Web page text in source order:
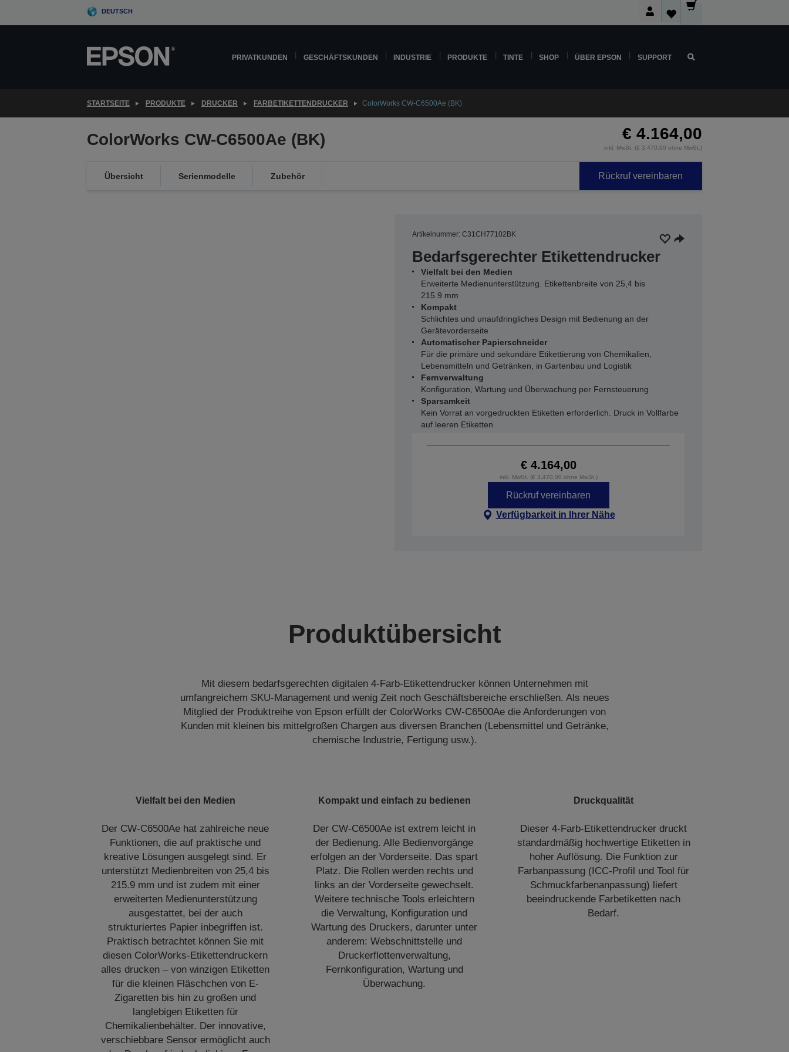
DEUTSCH
PRIVATKUNDEN GESCHÄFTSKUNDEN INDUSTRIE PRODUKTE TINTE SHOP ÜBER EPSON SUPPORT
STARTSEITE PRODUKTE DRUCKER FARBETIKETTENDRUCKER ColorWorks CW-C6500Ae (BK)
ColorWorks CW-C6500Ae (BK) € 4.164,00
inkl. MwSt. (€ 3.470,00 ohne MwSt.)
Übersicht Serienmodelle Zubehör Rückruf vereinbaren
Artikelnummer: C31CH77102BK
Bedarfsgerechter Etikettendrucker
Vielfalt bei den Medien
Erweiterte Medienunterstützung. Etikettenbreite von 25,4 bis
215.9 mm
Kompakt
Schlichtes und unaufdringliches Design mit Bedienung an der
Gerätevorderseite
Automatischer Papierschneider
Für die primäre und sekundäre Etikettierung von Chemikalien,
Lebensmitteln und Getränken, in Gartenbau und Logistik
Fernverwaltung
Konfiguration, Wartung und Überwachung per Fernsteuerung
Sparsamkeit
Kein Vorrat an vorgedruckten Etiketten erforderlich. Druck in Vollfarbe
auf leeren Etiketten
€ 4.164,00
inkl. MwSt. (€ 3.470,00 ohne MwSt.)
Rückruf vereinbaren
Verfügbarkeit in Ihrer Nähe
Produktübersicht
Mit diesem bedarfsgerechten digitalen 4-Farb-Etikettendrucker können Unternehmen mit
umfangreichem SKU-Management und wenig Zeit noch Geschäftsbereiche erschließen. Als neues
Mitglied der Produktreihe von Epson erfüllt der ColorWorks CW-C6500Ae die Anforderungen von
Kunden mit kleinen bis mittelgroßen Chargen aus diversen Branchen (Lebensmittel und Getränke,
chemische Industrie, Fertigung usw.).
Vielfalt bei den Medien
Der CW-C6500Ae hat zahlreiche neue
Funktionen, die auf praktische und
kreative Lösungen ausgelegt sind. Er
unterstützt Medienbreiten von 25,4 bis
215.9 mm und ist zudem mit einer
erweiterten Medienunterstützung
ausgestattet, bei der auch
strukturiertes Papier inbegriffen ist.
Praktisch betrachtet können Sie mit
diesen ColorWorks-Etikettendruckern
alles drucken – von winzigen Etiketten
für die kleinen Fläschchen von E-
Zigaretten bis hin zu großen und
langlebigen Etiketten für
Chemikalienbehälter. Der innovative,
verschiebbare Sensor ermöglicht auch
Kompakt und einfach zu bedienen
Der CW-C6500Ae ist extrem leicht in
der Bedienung. Alle Bedienvorgänge
erfolgen an der Vorderseite. Das spart
Platz. Die Rollen werden rechts und
links an der Vorderseite gewechselt.
Weitere technische Tools erleichtern
die Verwaltung, Konfiguration und
Wartung des Druckers, darunter unter
anderem: Webschnittstelle und
Druckerflottenverwaltung,
Fernkonfiguration, Wartung und
Überwachung.
Druckqualität
Dieser 4-Farb-Etikettendrucker druckt
standardmäßig hochwertige Etiketten in
hoher Auflösung. Die Funktion zur
Farbanpassung (ICC-Profil und Tool für
Schmuckfarbenanpassung) liefert
beeindruckende Farbetiketten nach
Bedarf.